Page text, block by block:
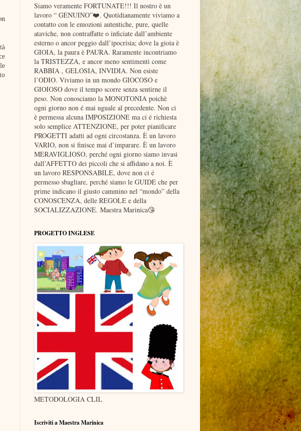
Siamo veramente FORTUNATE!!! Il nostro è un
lavoro “ GENUINO”❤️. Quotidianamente viviamo a
contatto con le emozioni autentiche, pure, quelle
ataviche, non contraffatte o inficiate dall’ambiente
esterno o ancor peggio dall’ipocrisia; dove la gioia è
GIOIA, la paura è PAURA. Raramente incontriamo
la TRISTEZZA, e ancor meno sentimenti come
RABBIA , GELOSIA, INVIDIA. Non esiste
l’ODIO. Viviamo in un mondo GIOCOSO e
GIOIOSO dove il tempo scorre senza sentirne il
peso. Non conosciamo la MONOTONIA poichè
ogni giorno non é mai uguale al precedente. Non ci
è permessa alcuna IMPOSIZIONE ma ci é richiesta
solo semplice ATTENZIONE, per poter pianificare
PROGETTI adatti ad ogni circostanza. È un lavoro
VARIO, non si finisce mai d’imparare. È un lavoro
MERAVIGLIOSO, perché ogni giorno siamo invasi
dall’AFFETTO dei piccoli che si affidano a noi. È
un lavoro RESPONSABILE, dove non ci é
permesso sbagliare, perché siamo le GUIDE che per
prime indicano il giusto cammino nel “mondo” della
CONOSCENZA, delle REGOLE e della
SOCIALIZZAZIONE. Maestra Marinica😘
PROGETTO INGLESE
METODOLOGIA CLIL
Iscriviti a Maestra Marinica